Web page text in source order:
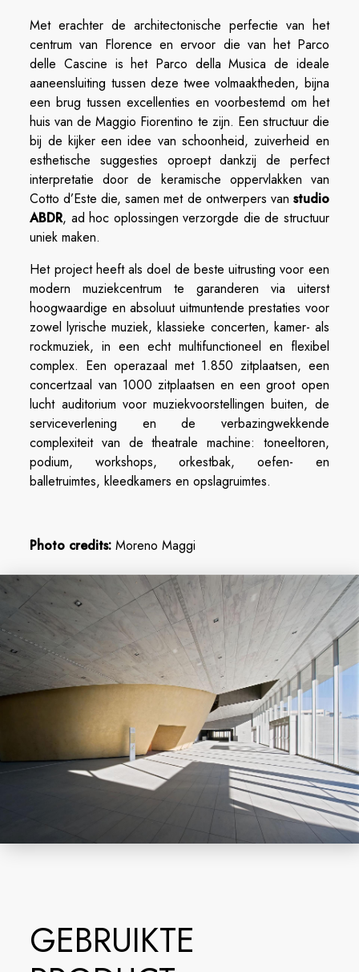
Met erachter de architectonische perfectie van het
centrum van Florence en ervoor die van het Parco
delle Cascine is het Parco della Musica de ideale
aaneensluiting tussen deze twee volmaaktheden, bijna
een brug tussen excellenties en voorbestemd om het
huis van de Maggio Fiorentino te zijn. Een structuur die
bij de kijker een idee van schoonheid, zuiverheid en
esthetische suggesties oproept dankzij de perfect
interpretatie door de keramische oppervlakken van
Cotto d’Este die, samen met de ontwerpers van studio
ABDR, ad hoc oplossingen verzorgde die de structuur
uniek maken.
Het project heeft als doel de beste uitrusting voor een
modern muziekcentrum te garanderen via uiterst
hoogwaardige en absoluut uitmuntende prestaties voor
zowel lyrische muziek, klassieke concerten, kamer- als
rockmuziek, in een echt multifunctioneel en flexibel
complex. Een operazaal met 1.850 zitplaatsen, een
concertzaal van 1000 zitplaatsen en een groot open
lucht auditorium voor muziekvoorstellingen buiten, de
serviceverlening en de verbazingwekkende
complexiteit van de theatrale machine: toneeltoren,
podium, workshops, orkestbak, oefen- en
balletruimtes, kleedkamers en opslagruimtes.
Photo credits: Moreno Maggi
GEBRUIKTE